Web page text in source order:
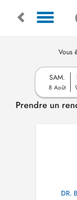
Vous
SAM.
8 Août
Prendre un
DR.